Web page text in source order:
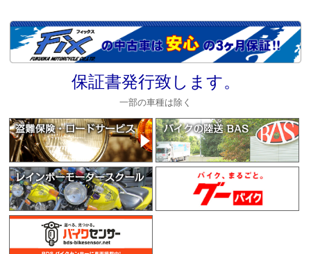
保証書発行致します。
一部の車種は除く